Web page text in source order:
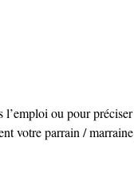
ou pour
votre parrain /